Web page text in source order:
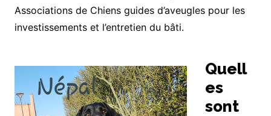
Associations de Chiens guides d’aveugles pour les
investissements et l’entretien du bâti.
Quell
es
sont